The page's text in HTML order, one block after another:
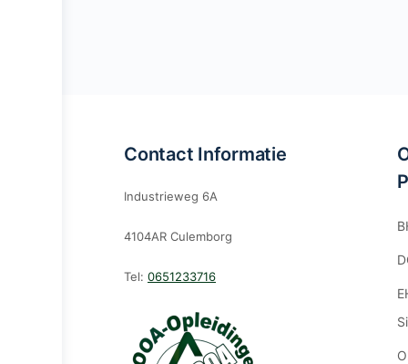
Contact Informatie
Industrieweg 6A
4104AR Culemborg
Tel: 0651233716